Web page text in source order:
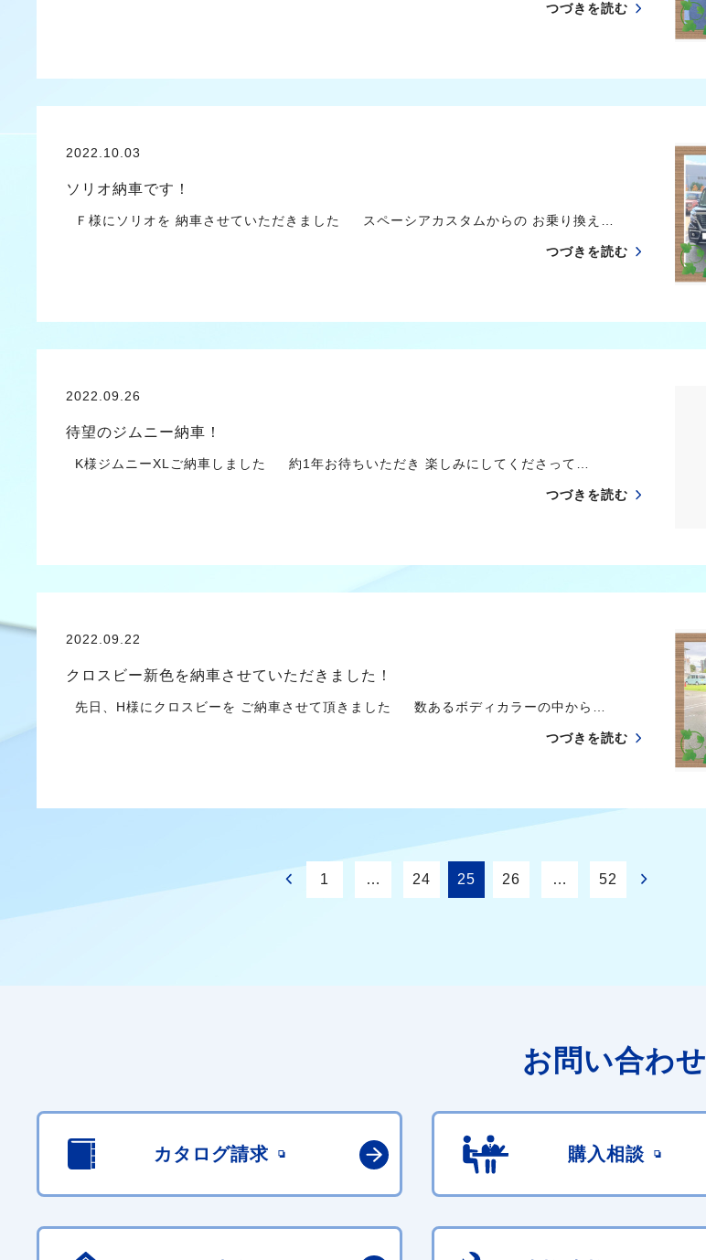
つづきを読む
2022.10.03
ソリオ納車です！
Ｆ様にソリオを 納車させていただきました スペーシアカスタムからの お乗り換え…
つづきを読む
2022.09.26
待望のジムニー納車！
K様ジムニーXLご納車しました 約1年お待ちいただき 楽しみにしてくださって…
つづきを読む
2022.09.22
クロスビー新色を納車させていただきました！
先日、H様にクロスビーを ご納車させて頂きました 数あるボディカラーの中から…
つづきを読む
1 … 24 25 26 … 52
お問い合わせ
カタログ請求 購入相談